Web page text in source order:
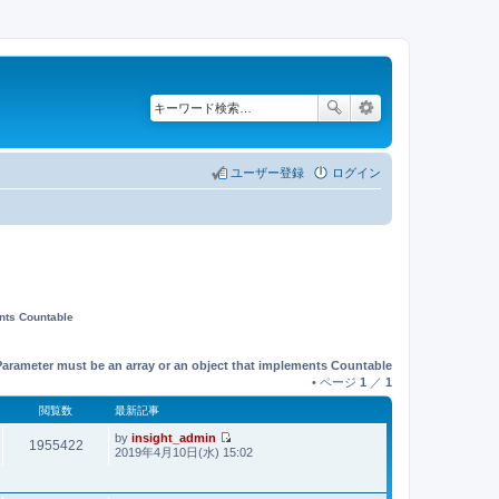
ログイン
ユーザー登録
Countable
must be an array or an object that implements Countable
• ページ 1 ／ 1
閲覧数 最新記事
1955422 by insight_admin
最
2019年4月10日(水) 15:02